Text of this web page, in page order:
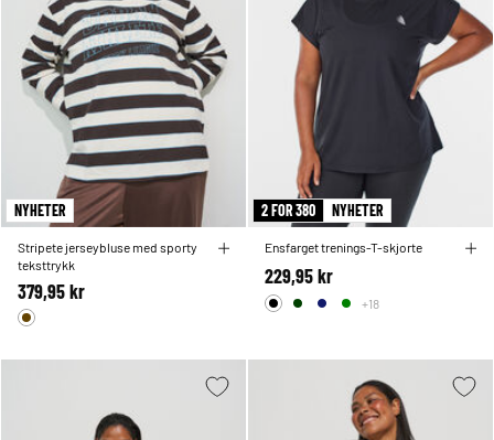
NYHETER
Stripete jerseybluse med sporty
teksttrykk
379,95 kr
2 FOR 380 NYHETER
Ensfarget trenings-T-skjorte
229,95 kr
+18